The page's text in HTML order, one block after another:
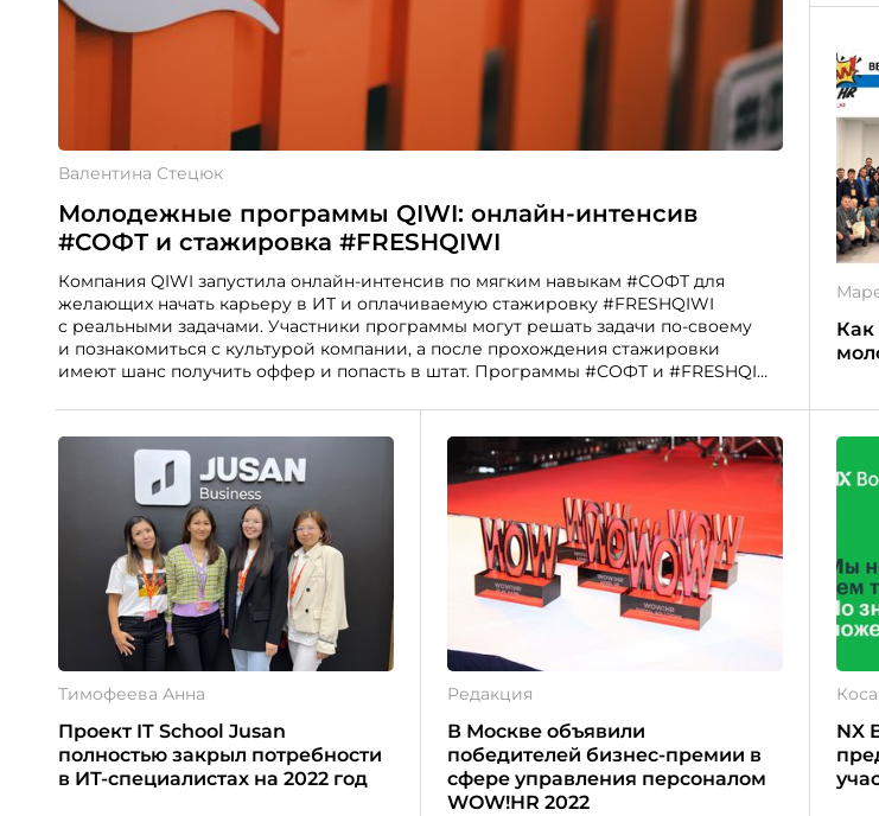
Валентина Стецюк
Молодежные программы QIWI: онлайн-интенсив
#СОФТ и стажировка #FRESHQIWI
Компания QIWI запустила онлайн-интенсив по мягким навыкам #СОФТ для
желающих начать карьеру в ИТ и оплачиваемую стажировку #FRESHQIWI
с реальными задачами. Участники программы могут решать задачи по-своему
и познакомиться с культурой компании, а после прохождения стажировки
имеют шанс получить оффер и попасть в штат. Программы #СОФТ и #FRESHQIWI
компании.
Как
Тимофеева Анна
Проект IT School Jusan
полностью закрыл потребности
в ИТ-специалистах на 2022 год
Редакция
В Москве объявили
победителей бизнес-премии в
сфере управления персоналом
WOW!HR 2022
NX